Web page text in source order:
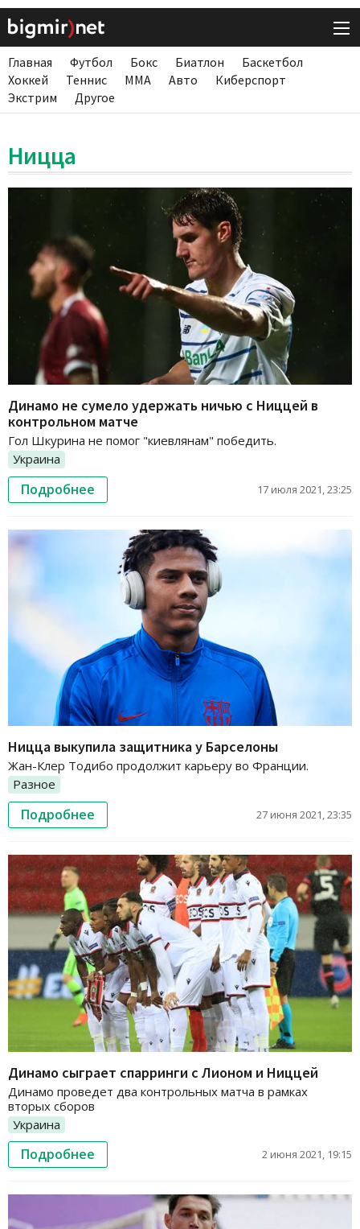
Главная Футбол Бокс Биатлон
Баскетбол
Хоккей
Теннис ММА Авто
Киберспорт
Экстрим
Другое
Ницца
Динамо не сумело удержать ничью с Ниццей в
контрольном матче
Гол Шкурина не помог "киевлянам" победить.
Украина
Подробнее 17 июля 2021, 23:25
Ницца выкупила защитника у Барселоны
Жан-Клер Тодибо продолжит карьеру во Франции.
Разное
Подробнее 27 июня 2021, 23:35
Динамо сыграет спарринги с Лионом и Ниццей
Динамо проведет два контрольных матча в рамках
вторых сборов
Украина
Подробнее 2 июня 2021, 19:15